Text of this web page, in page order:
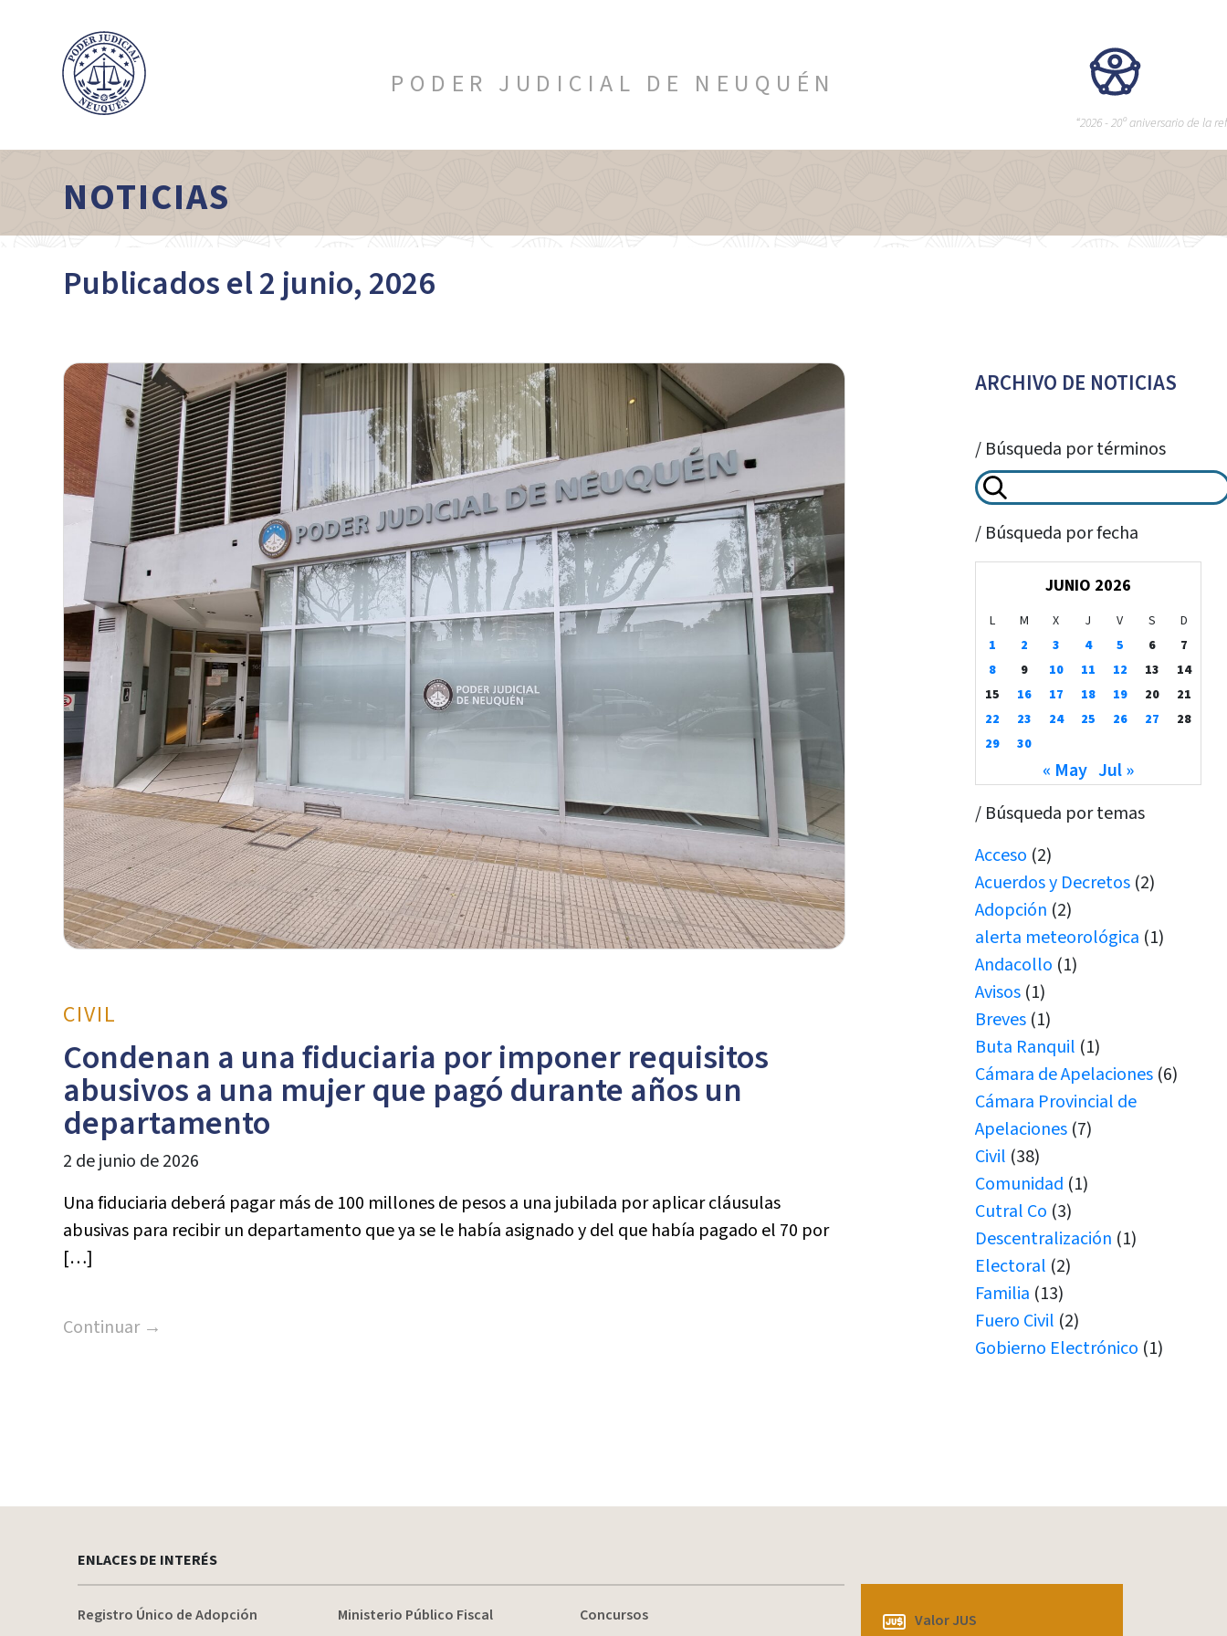
PODER JUDICIAL DE NEUQUÉN
“2026 - 20º aniversario de la
NOTICIAS
Publicados el 2 junio, 2026
CIVIL
Condenan a una fiduciaria por imponer requisitos
abusivos a una mujer que pagó durante años un
departamento
2 de junio de 2026
Una fiduciaria deberá pagar más de 100 millones de pesos a una jubilada por aplicar cláusulas
abusivas para recibir un departamento que ya se le había asignado y del que había pagado el 70 por
[…]
Continuar →
ARCHIVO DE NOTICIAS
/ Búsqueda por términos
/ Búsqueda por fecha
JUNIO 2026
L M X J V S
D
1
2 3 4 5 6
7
8
9 10 11 12 13
14
15
16 17 18 19 20
21
22
23 24 25 26 27
28
29
30
« May Jul »
/ Búsqueda por temas
Acceso (2)
Acuerdos y Decretos (2)
Adopción (2)
alerta meteorológica (1)
Andacollo (1)
Avisos (1)
Breves (1)
Buta Ranquil (1)
Cámara de Apelaciones (6)
Cámara Provincial de
Apelaciones (7)
Civil (38)
Comunidad (1)
Cutral Co (3)
Descentralización (1)
Electoral (2)
Familia (13)
Fuero Civil (2)
Gobierno Electrónico (1)
Justicia de Paz(2)
Microtráfico
ENLACES DE INTERÉS
Registro Único de Adopción
Ministerio Público Fiscal
Concursos
Valor JUS